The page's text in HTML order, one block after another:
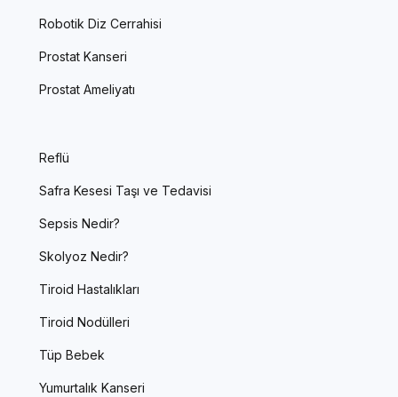
Robotik Diz Cerrahisi
Prostat Kanseri
Prostat Ameliyatı
Reflü
Safra Kesesi Taşı ve Tedavisi
Sepsis Nedir?
Skolyoz Nedir?
Tiroid Hastalıkları
Tiroid Nodülleri
Tüp Bebek
Yumurtalık Kanseri